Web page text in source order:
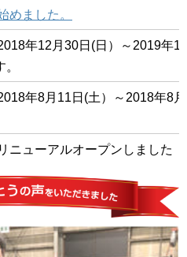
めました。
年12月30日(日）～2019年1
年8月11日(土）～2018年8
ニューアルオープンしました